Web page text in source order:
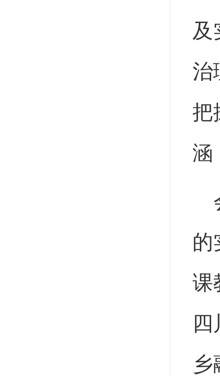
及
治
把
涵
的
课